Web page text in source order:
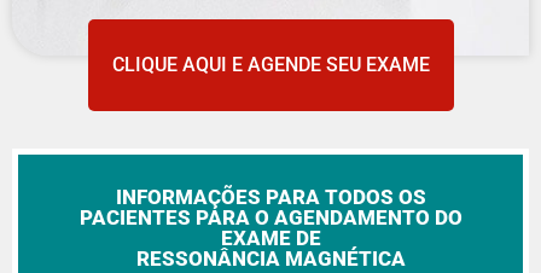
CLIQUE AQUI E AGENDE SEU EXAME
INFORMAÇÕES PARA TODOS OS
PACIENTES PARA O AGENDAMENTO DO
EXAME DE
RESSONÂNCIA MAGNÉTICA